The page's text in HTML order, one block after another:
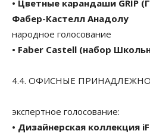
• Цветные карандаши GRIP
Фабер-Кастелл Анадолу
народное голосование
• Faber Castell (набор
4.4. ОФИСНЫЕ
экспертное голосование:
• Дизайнерская коллекция